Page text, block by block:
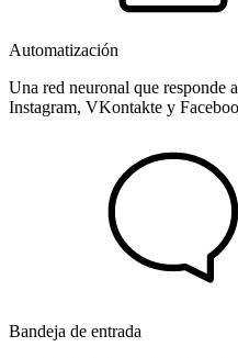
Automatización
Una red neuronal que responde
Instagram, VKontakte y
Bandeja de entrada